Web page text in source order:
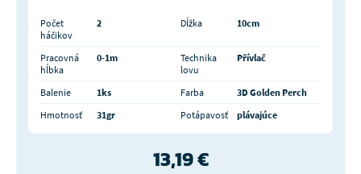
Počet
háčikov
2 Dĺžka 10cm
Pracovná
hĺbka
0-1m
Technika
lovu
Přívlač
Balenie 1ks Farba
3D Golden Perch
Hmotnosť
31gr Potápavosť plávajúce
13,19 €